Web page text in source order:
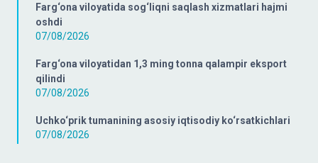
Farg‘ona viloyatida sog‘liqni saqlash xizmatlari hajmi
oshdi
07/08/2026
Farg‘ona viloyatidan 1,3 ming tonna qalampir eksport
qilindi
07/08/2026
Uchko‘prik tumanining asosiy iqtisodiy ko‘rsatkichlari
07/08/2026